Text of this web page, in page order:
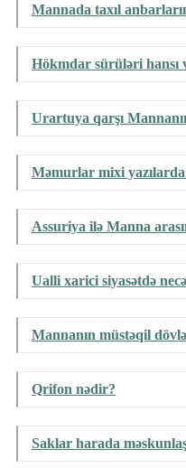
Mannada taxıl
Hökmdar sürüləri hansı
Urartuya qarşı
Məmurlar mixi yazılarda
Assuriya ilə Manna
Ualli xarici siyasətdə
Mannanın müstəqil
Qrifon nədir?
Saklar harada